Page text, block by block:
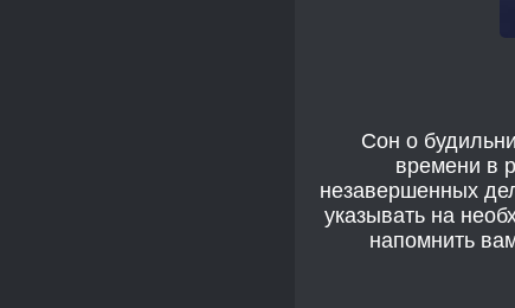
Сон о
времени в
незавершенных
указывать на
напомнить